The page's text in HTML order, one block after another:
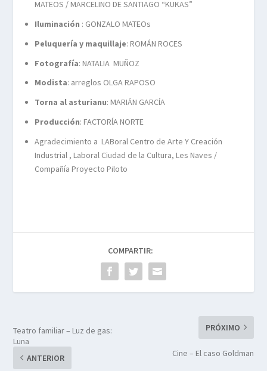
MATEOS / MARCELINO DE SANTIAGO “KUKAS”
Iluminación : GONZALO MATEOs
Peluquería y maquillaje: ROMÁN ROCES
Fotografía: NATALIA MUÑOZ
Modista: arreglos OLGA RAPOSO
Torna al asturianu: MARIÁN GARCÍA
Producción: FACTORÍA NORTE
Agradecimiento a LABoral Centro de Arte Y Creación
Industrial , Laboral Ciudad de la Cultura, Les Naves /
Compañía Proyecto Piloto
COMPARTIR:
Teatro familiar – Luz de gas:
Luna
ANTERIOR
PRÓXIMO
Cine – El caso Goldman